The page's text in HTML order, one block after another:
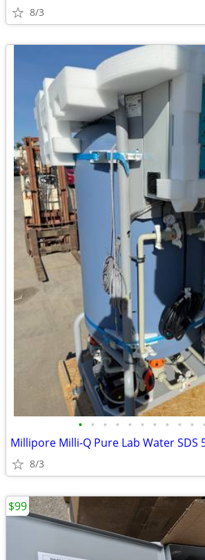
8/3
• • • • • • • • • • •
Millipore Milli-Q Pure Lab Water SDS
8/3
$99